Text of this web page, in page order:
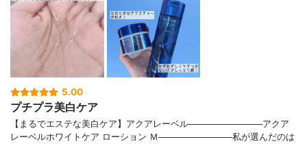
5.00
プチプラ美白ケア
【まるでエステな美白ケア】アクアレーベル────────────アクア
レーベルホワイトケア ローション Ｍ────────────私が選んだのは